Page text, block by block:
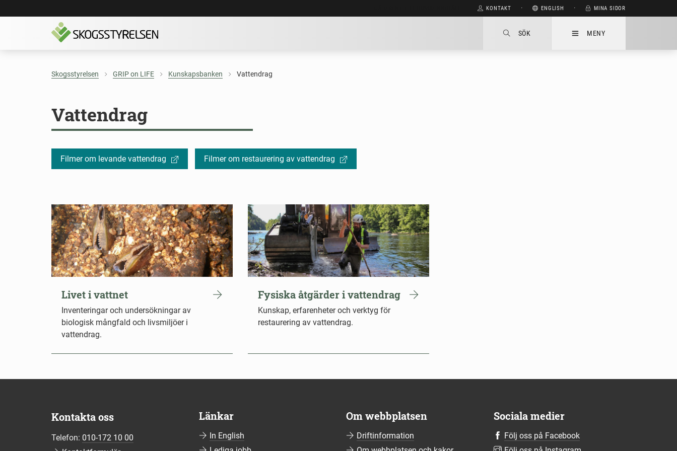
KONTAKT ⋅ ENGLISH ⋅ MINA SIDOR
SÖK MENY
Skogsstyrelsen GRIP on LIFE Kunskapsbanken Vattendrag
Vattendrag
Hitta
direkt
Filmer om levande vattendrag Filmer om restaurering av vattendrag
Livet i vattnet
Inventeringar och undersökningar av
biologisk mångfald och livsmiljöer i
vattendrag.
Fysiska åtgärder i vattendrag
Kunskap, erfarenheter och verktyg för
restaurering av vattendrag.
Kontakta oss
Telefon: 010-172 10 00
Länkar
In English
Om webbplatsen
Driftinformation
Sociala medier
Följ oss på Facebook